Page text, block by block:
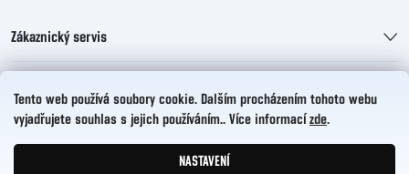
Tento web používá soubory cookie. Dalším procházením tohoto webu
vyjadřujete souhlas s jejich používáním.. Více informací zde.
NASTAVENÍ
Zákaznický servis